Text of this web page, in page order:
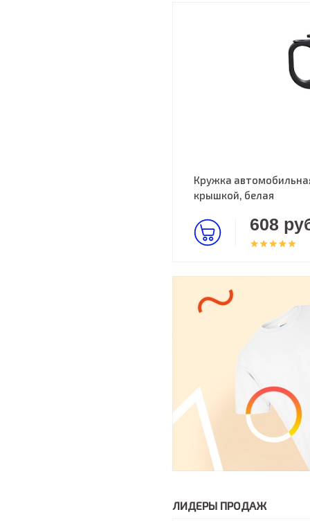
Кружка
крышкой, белая
608
ЛИДЕРЫ ПРОДАЖ